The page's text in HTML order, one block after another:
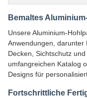
Bemaltes
Unsere Aluminium-
Anwendungen, darunter
Decken, Sichtschutz
umfangreichen Katalog
Designs für
Fortschrittliche